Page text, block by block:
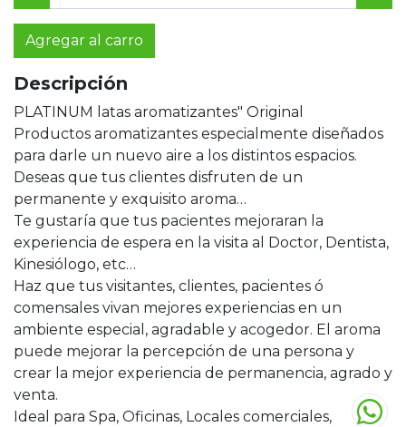
Agregar al carro
Descripción
PLATINUM latas aromatizantes" Original
Productos aromatizantes especialmente diseñados
para darle un nuevo aire a los distintos espacios.
Deseas que tus clientes disfruten de un
permanente y exquisito aroma…
Te gustaría que tus pacientes mejoraran la
experiencia de espera en la visita al Doctor, Dentista,
Kinesiólogo, etc…
Haz que tus visitantes, clientes, pacientes ó
comensales vivan mejores experiencias en un
ambiente especial, agradable y acogedor. El aroma
puede mejorar la percepción de una persona y
crear la mejor experiencia de permanencia, agrado y
venta.
Ideal para Spa, Oficinas, Locales comerciales,